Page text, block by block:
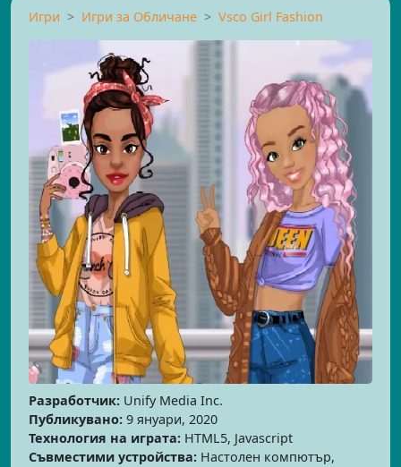
Игри Игри за Обличане Vsco Girl Fashion
Разработчик: Unify Media Inc.
Публикувано: 9 януари, 2020
Технология на играта: HTML5, Javascript
Съвместими устройства: Настолен компютър,